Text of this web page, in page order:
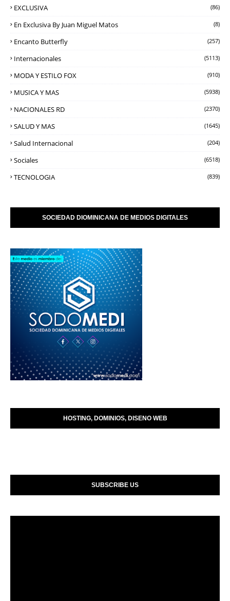
EXCLUSIVA (86)
En Exclusiva By Juan Miguel Matos (8)
Encanto Butterfly (257)
Internacionales (5113)
MODA Y ESTILO FOX (910)
MUSICA Y MAS (5938)
NACIONALES RD (2370)
SALUD Y MAS (1645)
Salud Internacional (204)
Sociales (6518)
TECNOLOGIA (839)
SOCIEDAD DIOMINICANA DE MEDIOS DIGITALES
HOSTING, DOMINIOS, DISENO WEB
SUBSCRIBE US